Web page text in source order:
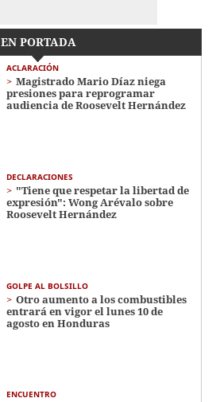
EN PORTADA
ACLARACIÓN
Magistrado Mario Díaz niega
presiones para reprogramar
audiencia de Roosevelt Hernández
DECLARACIONES
"Tiene que respetar la libertad de
expresión": Wong Arévalo sobre
Roosevelt Hernández
GOLPE AL BOLSILLO
Otro aumento a los combustibles
entrará en vigor el lunes 10 de
agosto en Honduras
ENCUENTRO